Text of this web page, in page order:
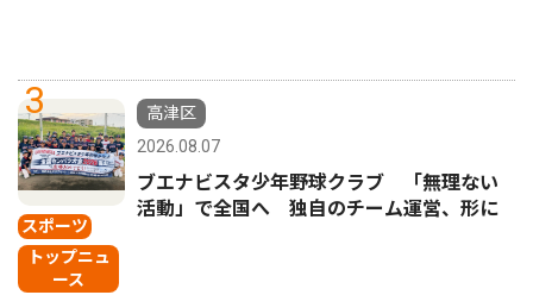
3
スポーツ
トップニュ
ース
高津区
2026.08.07
ブエナビスタ少年野球クラブ 「無理ない
活動」で全国へ 独自のチーム運営、形に